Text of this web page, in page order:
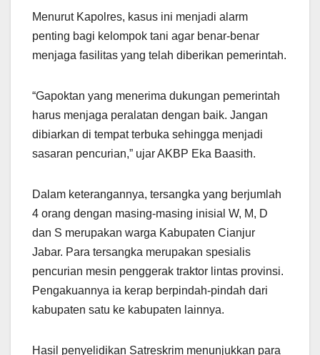
Menurut Kapolres, kasus ini menjadi alarm
penting bagi kelompok tani agar benar-benar
menjaga fasilitas yang telah diberikan pemerintah.
“Gapoktan yang menerima dukungan pemerintah
harus menjaga peralatan dengan baik. Jangan
dibiarkan di tempat terbuka sehingga menjadi
sasaran pencurian,” ujar AKBP Eka Baasith.
Dalam keterangannya, tersangka yang berjumlah
4 orang dengan masing-masing inisial W, M, D
dan S merupakan warga Kabupaten Cianjur
Jabar. Para tersangka merupakan spesialis
pencurian mesin penggerak traktor lintas provinsi.
Pengakuannya ia kerap berpindah-pindah dari
kabupaten satu ke kabupaten lainnya.
Hasil penyelidikan Satreskrim menunjukkan para